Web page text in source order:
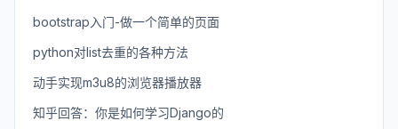
bootstrap入门-做一个简单的页面
python对list去重的各种方法
动手实现m3u8的浏览器播放器
知乎回答：你是如何学习Django的